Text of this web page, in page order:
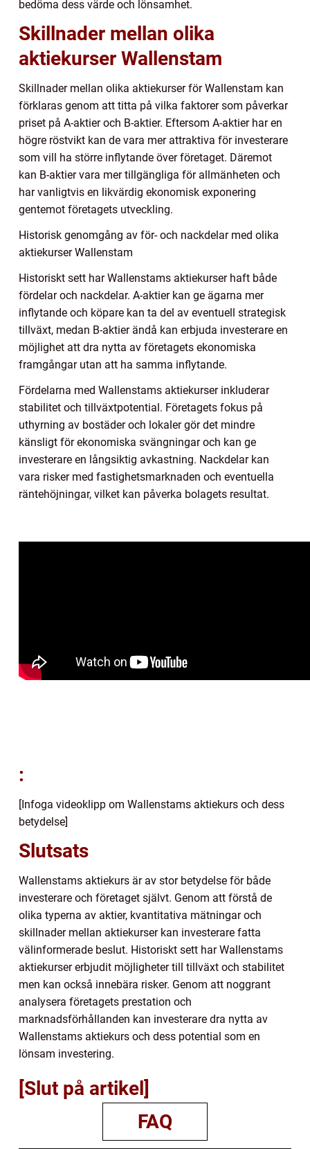
bedöma dess värde och lönsamhet.
Skillnader mellan olika
aktiekurser Wallenstam
Skillnader mellan olika aktiekurser för Wallenstam kan
förklaras genom att titta på vilka faktorer som påverkar
priset på A-aktier och B-aktier. Eftersom A-aktier har en
högre röstvikt kan de vara mer attraktiva för investerare
som vill ha större inflytande över företaget. Däremot
kan B-aktier vara mer tillgängliga för allmänheten och
har vanligtvis en likvärdig ekonomisk exponering
gentemot företagets utveckling.
Historisk genomgång av för- och nackdelar med olika
aktiekurser Wallenstam
Historiskt sett har Wallenstams aktiekurser haft både
fördelar och nackdelar. A-aktier kan ge ägarna mer
inflytande och köpare kan ta del av eventuell strategisk
tillväxt, medan B-aktier ändå kan erbjuda investerare en
möjlighet att dra nytta av företagets ekonomiska
framgångar utan att ha samma inflytande.
Fördelarna med Wallenstams aktiekurser inkluderar
stabilitet och tillväxtpotential. Företagets fokus på
uthyrning av bostäder och lokaler gör det mindre
känsligt för ekonomiska svängningar och kan ge
investerare en långsiktig avkastning. Nackdelar kan
vara risker med fastighetsmarknaden och eventuella
räntehöjningar, vilket kan påverka bolagets resultat.
:
[Infoga videoklipp om Wallenstams aktiekurs och dess
betydelse]
Slutsats
Wallenstams aktiekurs är av stor betydelse för både
investerare och företaget självt. Genom att förstå de
olika typerna av aktier, kvantitativa mätningar och
skillnader mellan aktiekurser kan investerare fatta
välinformerade beslut. Historiskt sett har Wallenstams
aktiekurser erbjudit möjligheter till tillväxt och stabilitet
men kan också innebära risker. Genom att noggrant
analysera företagets prestation och
marknadsförhållanden kan investerare dra nytta av
Wallenstams aktiekurs och dess potential som en
lönsam investering.
[Slut på artikel]
FAQ